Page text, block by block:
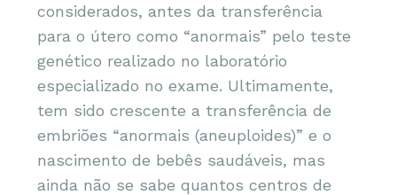
considerados, antes da transferência
para o útero como “anormais” pelo teste
genético realizado no laboratório
especializado no exame. Ultimamente,
tem sido crescente a transferência de
embriões “anormais (aneuploides)” e o
nascimento de bebês saudáveis, mas
ainda não se sabe quantos centros de